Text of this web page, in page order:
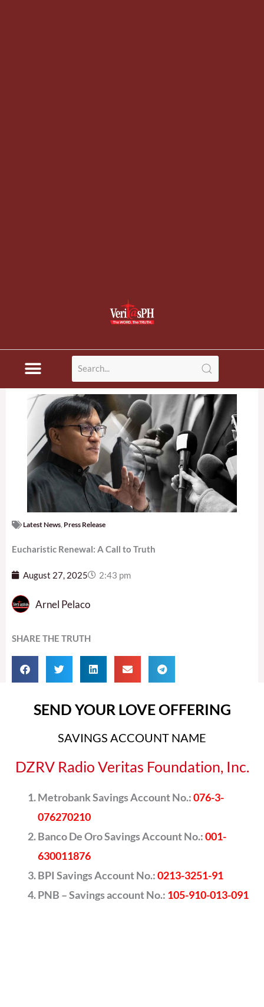
Latest News Press Release
Eucharistic Renewal: A Call to Truth
August 27, 2025 2:43 pm
Arnel Pelaco
SHARE THE TRUTH
SEND YOUR LOVE OFFERING
SAVINGS ACCOUNT NAME
DZRV Radio Veritas Foundation, Inc.
Metrobank Savings Account No.:076-3-
076270210
Banco De Oro Savings Account No.:001-
630011876
BPI Savings Account No.:0213-3251-91
PNB – Savings account No.: 105-910-013-091